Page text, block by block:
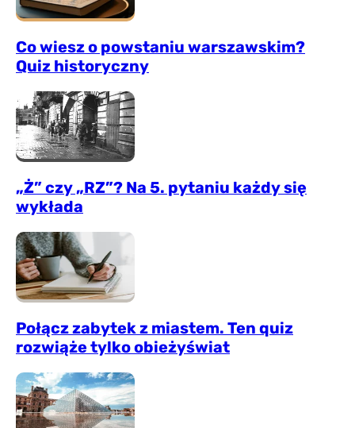
Co wiesz o powstaniu warszawskim?
Quiz historyczny
„Ż” czy „RZ”? Na 5. pytaniu każdy się
wykłada
Połącz zabytek z miastem. Ten quiz
rozwiąże tylko obieżyświat